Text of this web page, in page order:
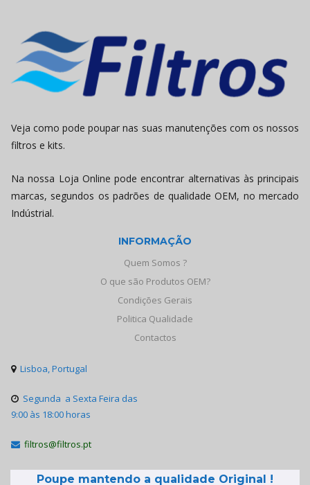
Veja como pode poupar nas suas manutenções com os nossos
filtros e kits.
Na nossa Loja Online pode encontrar alternativas às principais
marcas, segundos os padrões de qualidade OEM, no mercado
Indústrial.
INFORMAÇÃO
Quem Somos ?
O que são Produtos OEM?
Condições Gerais
Politica Qualidade
Contactos
 Lisboa, Portugal
 Segunda a Sexta Feira das
9:00 às 18:00 horas
 filtros@filtros.pt
Poupe mantendo a qualidade Original !